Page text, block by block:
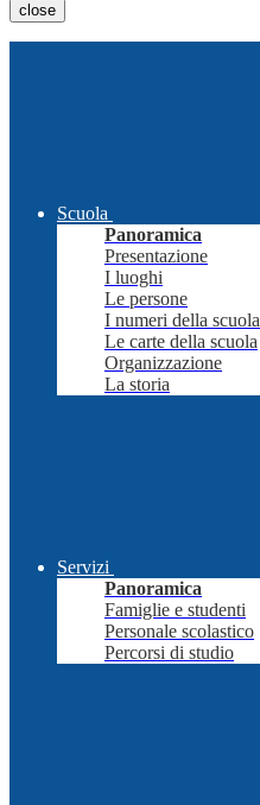
close
Scuola
Panoramica
Presentazione
I luoghi
Le persone
I numeri della scuola
Le carte della scuola
Organizzazione
La storia
Servizi
Panoramica
Famiglie e studenti
Personale scolastico
Percorsi di studio